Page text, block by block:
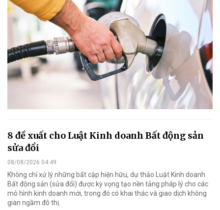
8 đề xuất cho Luật Kinh doanh Bất động sản
sửa đổi
08/08/2026 04:49
Không chỉ xử lý những bất cập hiện hữu, dự thảo Luật Kinh doanh
Bất động sản (sửa đổi) được kỳ vọng tạo nền tảng pháp lý cho các
mô hình kinh doanh mới, trong đó có khai thác và giao dịch không
gian ngầm đô thị.